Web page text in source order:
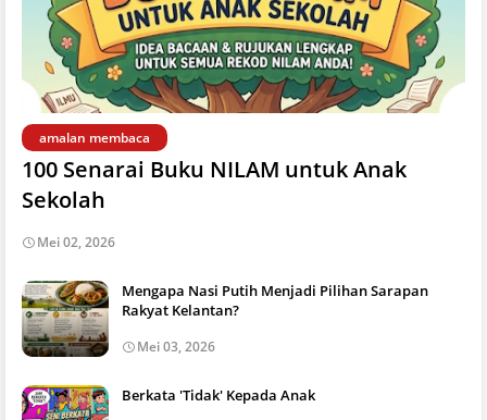
amalan membaca
100 Senarai Buku NILAM untuk Anak
Sekolah
Mei 02, 2026
Mengapa Nasi Putih Menjadi Pilihan Sarapan
Rakyat Kelantan?
Mei 03, 2026
Berkata 'Tidak' Kepada Anak